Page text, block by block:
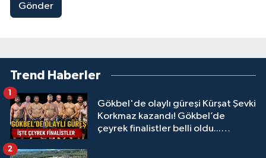
Gönder
Trend Haberler
Gökbel'de olaylı güreşi Kürşat Şevki
Korkmaz kazandı! Gökbel’de
çeyrek finalistler belli oldu...
1
2